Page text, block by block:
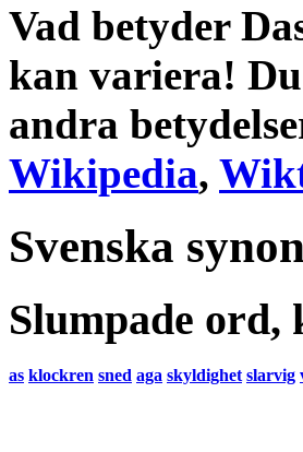
Vad betyder
kan variera!
andra
Wikipedia,
Svenska
Slumpade ord,
as klockren sned aga skyldighet slarvig